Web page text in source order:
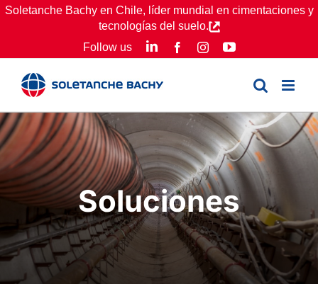
Skip
Soletanche Bachy en Chile, líder mundial en cimentaciones y
tecnologías del suelo.
Follow us
LinkedInFacebookInstagramYouTube
Soluciones